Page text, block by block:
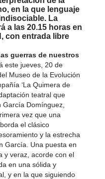
en la que lenguaje
La
a las 20.15 horas en
con entrada libre
guerras de nuestros
este jueves, 20 de
Museo de la Evolución
‘La Quimera de
teatral que
Domínguez,
vez que una
el clásico
y la estrecha
García. Una puesta en
y veraz, acorde con el
en una sólida y
y en la que siguiendo